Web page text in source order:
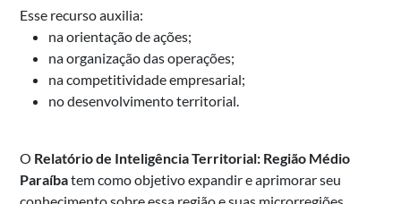
Esse recurso auxilia:
na orientação de ações;
na organização das operações;
na competitividade empresarial;
no desenvolvimento territorial.
O Relatório de Inteligência Territorial: Região Médio
Paraíbatem como objetivo expandir e aprimorar seu